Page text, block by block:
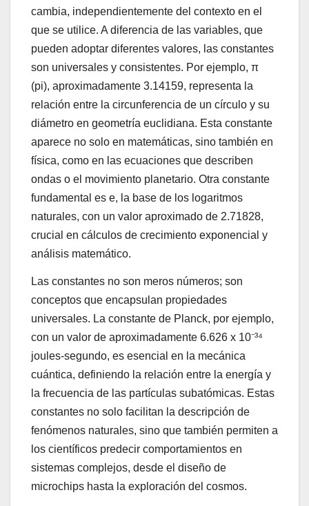
cambia, independientemente del contexto en el
que se utilice. A diferencia de las variables, que
pueden adoptar diferentes valores, las constantes
son universales y consistentes. Por ejemplo, π
(pi), aproximadamente 3.14159, representa la
relación entre la circunferencia de un círculo y su
diámetro en geometría euclidiana. Esta constante
aparece no solo en matemáticas, sino también en
física, como en las ecuaciones que describen
ondas o el movimiento planetario. Otra constante
fundamental es e, la base de los logaritmos
naturales, con un valor aproximado de 2.71828,
crucial en cálculos de crecimiento exponencial y
análisis matemático.
Las constantes no son meros números; son
conceptos que encapsulan propiedades
universales. La constante de Planck, por ejemplo,
con un valor de aproximadamente 6.626 x 10⁻³⁴
joules-segundo, es esencial en la mecánica
cuántica, definiendo la relación entre la energía y
la frecuencia de las partículas subatómicas. Estas
constantes no solo facilitan la descripción de
fenómenos naturales, sino que también permiten a
los científicos predecir comportamientos en
sistemas complejos, desde el diseño de
microchips hasta la exploración del cosmos.